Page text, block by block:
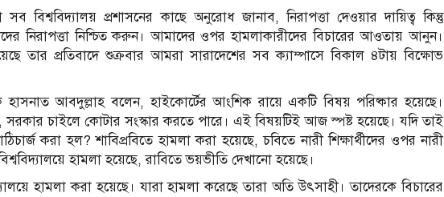
বিশ্ববিদ্যালয় প্রশাসনের কাছে অনুরোধ জানাব, নিরাপত্তা দেওয়ার দায়িত্ব কিন্তু
নিরাপত্তা নিশ্চিত করুন। আমাদের ওপর হামলাকারীদের বিচারের আওতায় আনুন।
তার প্রতিবাদে শুক্রবার আমরা সারাদেশের সব ক্যাম্পাসে বিকাল ৪টায় বিক্ষোভ
আবদুল্লাহ বলেন, হাইকোর্টের আংশিক রায়ে একটি বিষয় পরিষ্কার হয়েছে।
চাইলে কোটার সংস্কার করতে পারে। এই বিষয়টিই আজ স্পষ্ট হয়েছে। যদি তাই
করা হল? শাবিপ্রবিতে হামলা করা হয়েছে, চবিতে নারী শিক্ষার্থীদের ওপর নারী
হামলা হয়েছে, রাবিতে ভয়ভীতি দেখানো হয়েছে।
হামলা করা হয়েছে। যারা হামলা করেছে তারা অতি উৎসাহী। তাদেরকে বিচারের